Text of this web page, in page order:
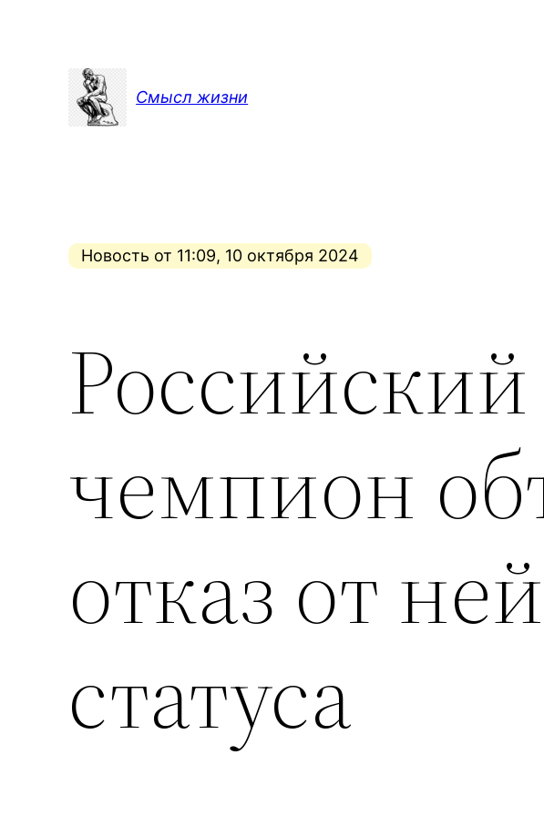
содержимому
Смысл жизни
Новость от 11:09, 10 октября 2024
чемпион
отказ от
статуса